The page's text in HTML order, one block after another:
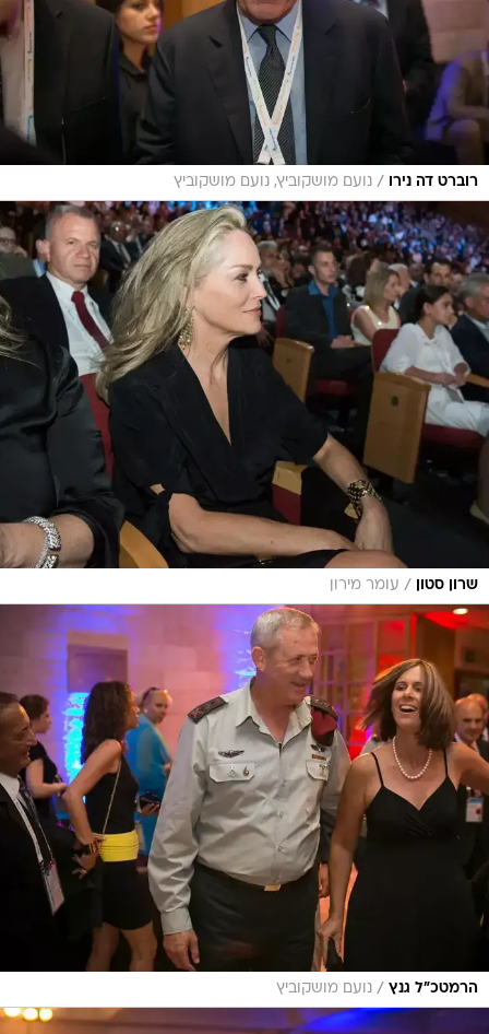
רוברט דה נירו / נועם מושקוביץ, נועם מושקוביץ
שרון סטון / עומר מירון
הרמטכ"ל גנץ / נועם מושקוביץ